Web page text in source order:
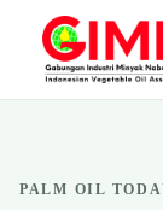
PALM OIL